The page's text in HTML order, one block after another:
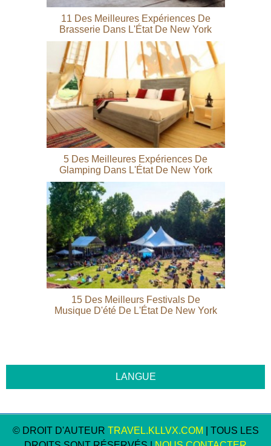
11 Des Meilleures Expériences De
Brasserie Dans L'État De New York
5 Des Meilleures Expériences De
Glamping Dans L'État De New York
15 Des Meilleurs Festivals De
Musique D'été De L'État De New York
© DROIT D'AUTEUR TRAVEL.KLLVX.COM | TOUS LES